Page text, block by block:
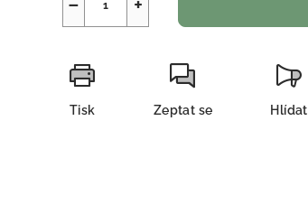
Tisk Zeptat se Hlídat